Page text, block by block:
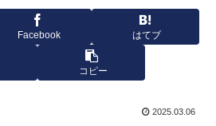
Facebook はてブ
コピー
2025.03.06